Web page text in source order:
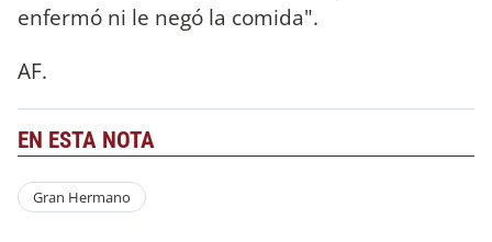
enfermó ni le negó la comida".
AF.
EN ESTA NOTA
Gran Hermano